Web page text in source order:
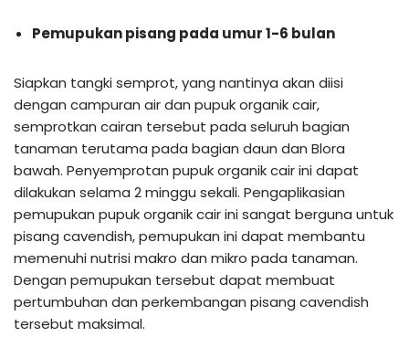
Pemupukan pisang pada umur 1-6 bulan
Siapkan tangki semprot, yang nantinya akan diisi
dengan campuran air dan pupuk organik cair,
semprotkan cairan tersebut pada seluruh bagian
tanaman terutama pada bagian daun dan Blora
bawah. Penyemprotan pupuk organik cair ini dapat
dilakukan selama 2 minggu sekali. Pengaplikasian
pemupukan pupuk organik cair ini sangat berguna untuk
pisang cavendish, pemupukan ini dapat membantu
memenuhi nutrisi makro dan mikro pada tanaman.
Dengan pemupukan tersebut dapat membuat
pertumbuhan dan perkembangan pisang cavendish
tersebut maksimal.